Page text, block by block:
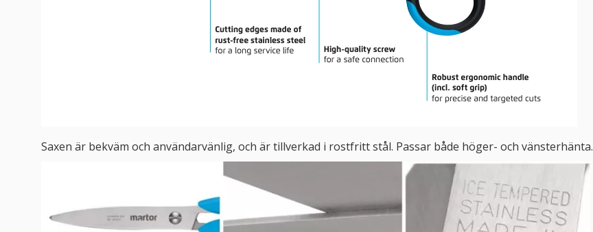
Saxen är bekväm och användarvänlig, och är tillverkad i rostfritt stål. Passar både höger- och vänsterhänta.